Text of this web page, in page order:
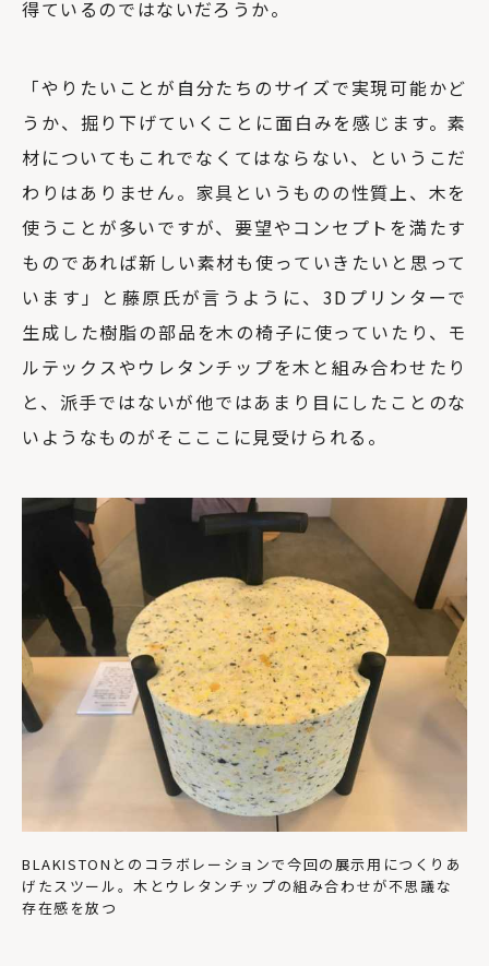
得ているのではないだろうか。
「やりたいことが自分たちのサイズで実現可能かど
うか、掘り下げていくことに面白みを感じます。素
材についてもこれでなくてはならない、というこだ
わりはありません。家具というものの性質上、木を
使うことが多いですが、要望やコンセプトを満たす
ものであれば新しい素材も使っていきたいと思って
います」と藤原氏が言うように、3Dプリンターで
生成した樹脂の部品を木の椅子に使っていたり、モ
ルテックスやウレタンチップを木と組み合わせたり
と、派手ではないが他ではあまり目にしたことのな
いようなものがそこここに見受けられる。
BLAKISTONとのコラボレーションで今回の展示用につくりあ
げたスツール。木とウレタンチップの組み合わせが不思議な
存在感を放つ